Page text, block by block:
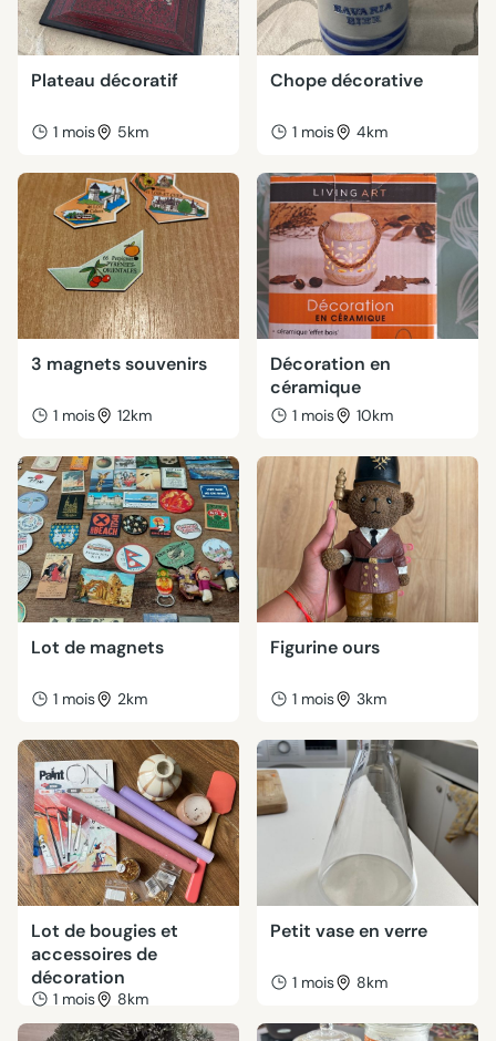
Plateau décoratif
1 mois 5km
Chope décorative
1 mois 4km
3 magnets souvenirs
1 mois 12km
Décoration en
céramique
1 mois 10km
Lot de magnets
1 mois 2km
Figurine ours
1 mois 3km
Lot de bougies et
accessoires de
décoration
1 mois 8km
Petit vase en verre
1 mois 8km